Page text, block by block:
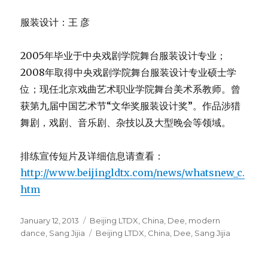
htm
Posted
on
January 12, 2013 Categories
Beijing LTDX,China,Dee,modern
dance,Sang Jijia Tags
Beijing LTDX,China,Dee,Sang Jijia
for: